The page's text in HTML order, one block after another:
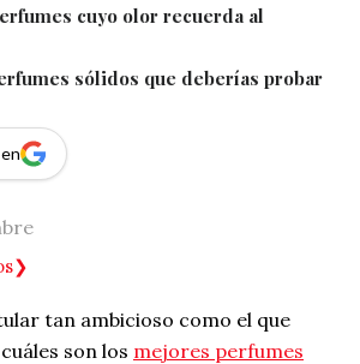
cuyo olor recuerda al
sólidos que deberías probar
tan ambicioso como el que
son los mejores perfumes